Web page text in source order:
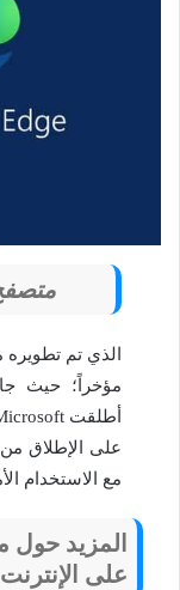
الذي تم
مؤخراً؛ حيث
على الإطلاق
مع الاستخدام
المزيد حول
على الإنترنت